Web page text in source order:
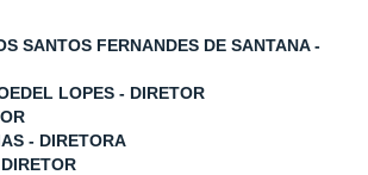
SANTOS FERNANDES DE SANTANA -
LOPES - DIRETOR
- DIRETORA